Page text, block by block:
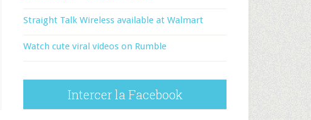
Straight Talk Wireless available at Walmart
Watch cute viral videos on Rumble
Intercer la Facebook